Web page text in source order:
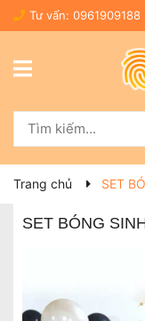
Tư vấn: 0961909188
Trang chủ SET
SET BÓNG